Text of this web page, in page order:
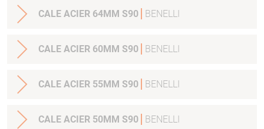
CALE ACIER 64MM S90 BENELLI
CALE ACIER 60MM S90 BENELLI
CALE ACIER 55MM S90 BENELLI
CALE ACIER 50MM S90 BENELLI